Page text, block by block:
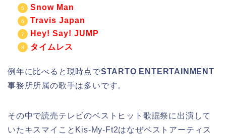
Snow Man
Travis Japan
Hey! Say! JUMP
タイムレス
例年に比べると現時点でSTARTO ENTERTAINMENT
事務所所属の歌手は多いです。
その中で読売テレビのベストヒット歌謡祭に出演して
いたキスマイことKis-My-Ft2はなぜベストアーティス